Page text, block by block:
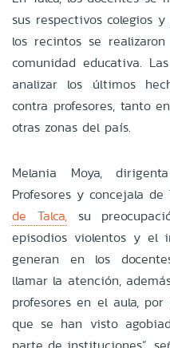
sus respectivos colegios
los recintos se
comunidad educativa.
analizar los últimos
contra profesores, tanto
otras zonas del país.
Melania Moya,
Profesores y concejala
de Talca,su
episodios violentos y el
generan en los
llamar la atención,
profesores en el aula,
que se han visto